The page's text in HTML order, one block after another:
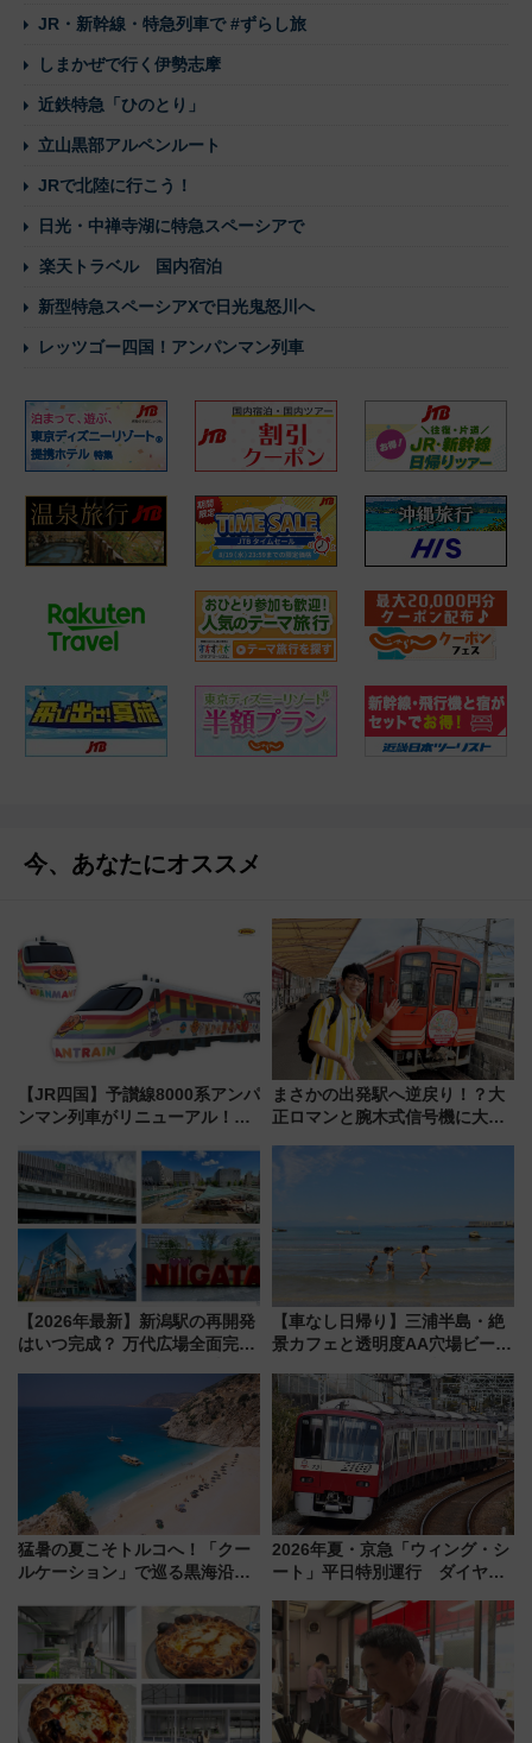
JR・新幹線・特急列車で #ずらし旅
しまかぜで行く伊勢志摩
近鉄特急「ひのとり」
立山黒部アルペンルート
JRで北陸に行こう！
日光・中禅寺湖に特急スペーシアで
楽天トラベル 国内宿泊
新型特急スペーシアXで日光鬼怒川へ
レッツゴー四国！アンパンマン列車
今、あなたにオススメ
【JR四国】予讃線8000系アンパ
ンマン列車がリニューアル！内
今年12月
まさかの出発駅へ逆戻り！？大
正ロマンと腕木式信号機に大興
目の舞台は岐阜県の「明知鉄
【2026年最新】新潟駅の再開発
はいつ完成？ 万代広場全面完成
開発、バスタ新潟構想まで徹底
【車なし日帰り】三浦半島・絶
景カフェと透明度AA穴場ビーチ
用してストレスフリー旅へ行こ
う！
猛暑の夏こそトルコへ！「クー
ルケーション」で巡る黒海沿岸
連検索数が前年比237％増、ナ
ショジオも認める『2026年に訪
れるべき世界の旅先』
2026年夏・京急「ウィング・シ
ート」平日特別運行 ダイヤ・
三浦海岸を堪能できるお出かけ
プランもご紹介